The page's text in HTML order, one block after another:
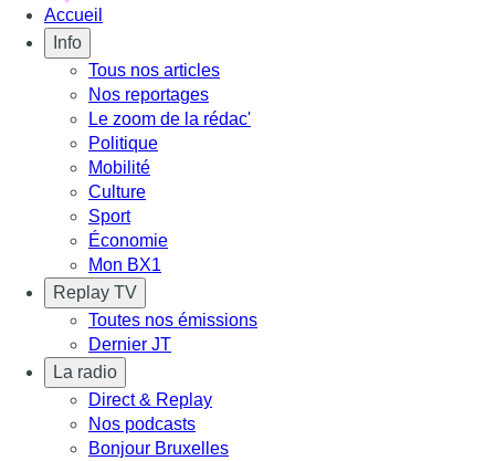
Accueil
Info
Tous nos articles
Nos reportages
Le zoom de la rédac'
Politique
Mobilité
Culture
Sport
Économie
Mon BX1
Replay TV
Toutes nos émissions
Dernier JT
La radio
Direct & Replay
Nos podcasts
Bonjour Bruxelles